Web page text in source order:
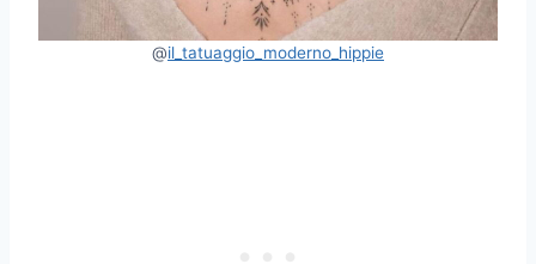
@il_tatuaggio_moderno_hippie